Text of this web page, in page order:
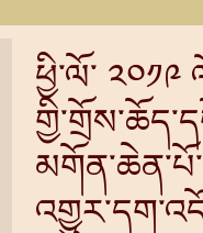
ཕྱི་ལོ་ ༢༠༡༩